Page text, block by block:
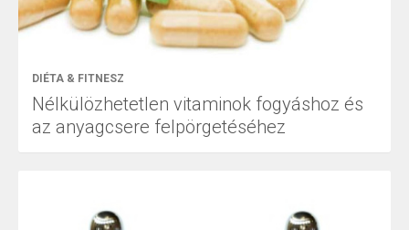
DIÉTA & FITNESZ
Nélkülözhetetlen vitaminok fogyáshoz és
az anyagcsere felpörgetéséhez